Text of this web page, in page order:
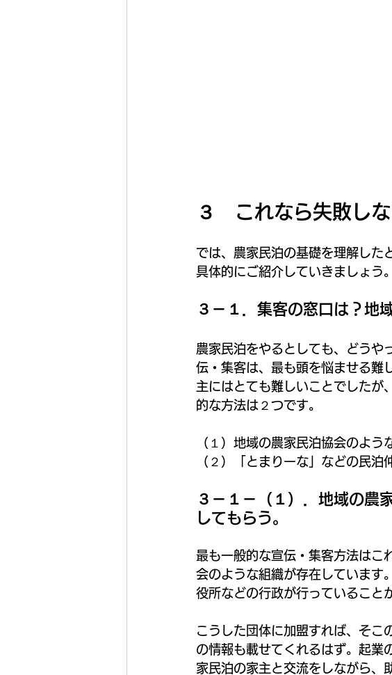
３　これなら失敗し
では、農家民泊の基礎を理解した
具体的にご紹介していきましょう。
３－１．集客の窓口は？地
農家民泊をやるとしても、どうや
伝・集客は、最も頭を悩ませる難
主にはとても難しいことでしたが
的な方法は２つです。
（１）地域の農家民泊協会のよう
（２）「とまりーな」などの民泊
３－１－（１）．地域の農
してもらう。
最も一般的な宣伝・集客方法はこ
会のような組織が存在しています
役所などの行政が行っていること
こうした団体に加盟すれば、そこ
の情報も載せてくれるはず。起業
家民泊の家主と交流をしながら、